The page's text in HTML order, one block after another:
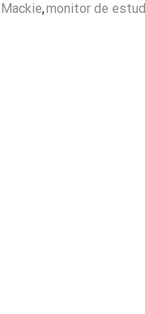
Mackie,monitor de